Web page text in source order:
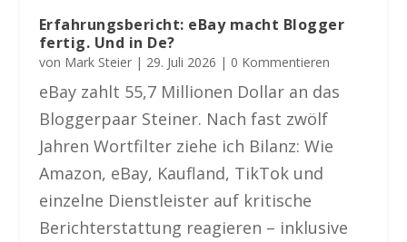
Erfahrungsbericht: eBay macht Blogger
fertig. Und in De?
von Mark Steier| 29. Juli 2026 | 0 Kommentieren
eBay zahlt 55,7 Millionen Dollar an das
Bloggerpaar Steiner. Nach fast zwölf
Jahren Wortfilter ziehe ich Bilanz: Wie
Amazon, eBay, Kaufland, TikTok und
einzelne Dienstleister auf kritische
Berichterstattung reagieren – inklusive